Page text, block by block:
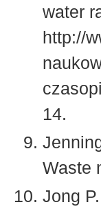
water
http://
14.
Waste
Jong